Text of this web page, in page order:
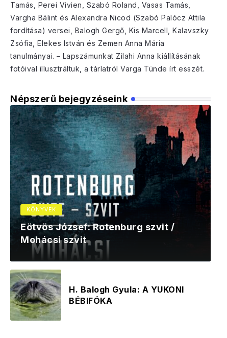
Tamás, Perei Vivien, Szabó Roland, Vasas Tamás,
Vargha Bálint és Alexandra Nicod (Szabó Palócz Attila
fordítása) versei, Balogh Gergő, Kis Marcell, Kalavszky
Zsófia, Elekes István és Zemen Anna Mária
tanulmányai. – Lapszámunkat Zilahi Anna kiállításának
fotóival illusztráltuk, a tárlatról Varga Tünde írt esszét.
Népszerű bejegyzéseink
KÖNYVEK
Eötvös József: Rotenburg szvit /
Mohácsi szvit
H. Balogh Gyula: A YUKONI
BÉBIFÓKA